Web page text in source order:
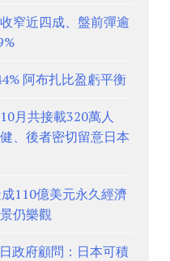
窄近四成、盤前彈逾
阿布扎比盈虧平衡
月共接載320萬人
、後者密切留意日本
110億美元永久經濟
仍樂觀
政府顧問：日本可積